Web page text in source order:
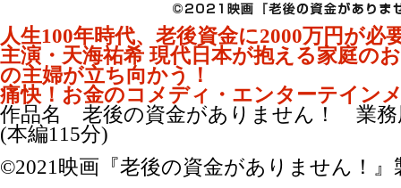
人生100年時代、老後資金に2000万円が必
主演・天海祐希 現代日本が抱える家庭の
の主婦が立ち向かう！
痛快！お金のコメディ・エンターテイン
作品名 老後の資金がありません！ 業務
(本編115分)
©2021映画『老後の資金がありません！』